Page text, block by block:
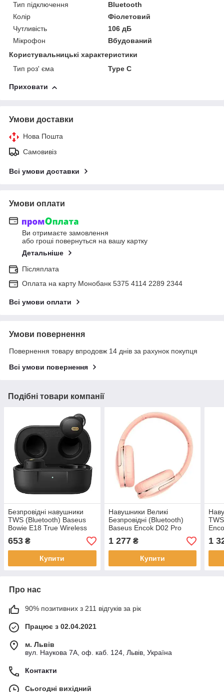
Тип підключення
Bluetooth
Колір
Фіолетовий
Чутливість
106 дБ
Мікрофон
Вбудований
Користувальницькі характеристики
Тип роз' єма
Type C
Приховати
Умови доставки
Нова Пошта
Самовивіз
Всі умови доставки
Умови оплати
Ви отримаєте замовлення
або гроші повернуться на вашу картку
Детальніше
Післяплата
Оплата на карту Монобанк 5375 4114 2289 2344
Всі умови оплати
Умови повернення
Повернення товару впродовж 14 днів за рахунок покупця
Всі умови повернення
Подібні товари компанії
Безпровідні навушники
TWS (Bluetooth) Baseus
Bowie E18 True Wireless
TWS Earphones Black
A00023800123-00
653 ₴
Купити
Навушники Великі
Безпровідні (Bluetooth)
Baseus Encok D02 Pro
Рожеві NGD02-C04
1 277₴
Купити
1
Про нас
90% позитивних з 211 відгуків за рік
Працює з 02.04.2021
м. Львів
вул. Наукова 7А, оф. каб. 124, Львів, Україна
Контакти
Сьогодні вихідний